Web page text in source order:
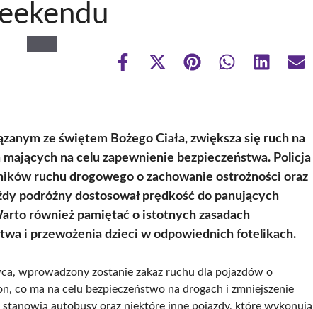
Share
Share
(Twitter)
Share Share Share
ze świętem Bożego Ciała, zwiększa się ruch na
na celu zapewnienie bezpieczeństwa. Policja
ruchu drogowego o zachowanie ostrożności oraz
podróżny dostosował prędkość do panujących
również pamiętać o istotnych zasadach
i przewożenia dzieci w odpowiednich fotelikach.
wprowadzony zostanie zakaz ruchu dla pojazdów o
co ma na celu bezpieczeństwo na drogach i zmniejszenie
autobusy oraz niektóre inne pojazdy, które wykonują